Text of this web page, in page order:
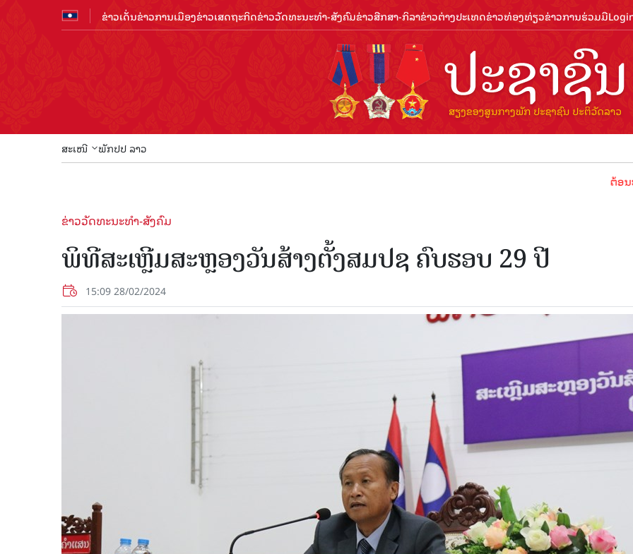
ຂ່າວເດັ່ນຂ່າວການເມືອງຂ່າວເສດຖະກິດຂ່າວວັດທະນະທຳ-ສັງຄົມຂ່າວສືກສາ-ກິລາຂ່າວຕ່າງປະເທດຂ່າວທ່ອງທ່ຽວຂ່າວການຮ່ວມມື
ສະເໜີ ພັກປປ ລາວ
ຕ້ອນຮັບປີ
ຂ່າວວັດທະນະທຳ-ສັງຄົມ
ພິທີສະເຫຼີມສະຫຼອງວັນສ້າງຕັ້ງສມປຊ ຄົບຮອບ 29 ປີ
15:09 28/02/2024